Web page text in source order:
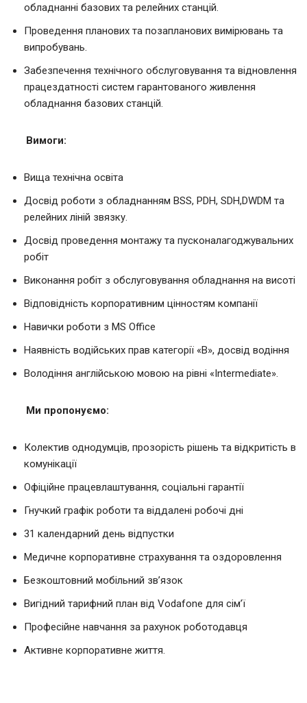
обладнанні базових та релейних станцій.
Проведення планових та позапланових вимірювань та
випробувань.
Забезпечення технічного обслуговування та відновлення
працездатності систем гарантованого живлення
обладнання базових станцій.
Вимоги:
Вища технічна освіта
Досвід роботи з обладнанням BSS, PDH, SDH,DWDM та
релейних ліній звязку.
Досвід проведення монтажу та пусконалагоджувальних
робіт
Виконання робіт з обслуговування обладнання на висоті
Відповідність корпоративним цінностям компанії
Навички роботи з MS Office
Наявність водійських прав категорії «В», досвід водіння
Володіння англійською мовою на рівні «Intermediate».
Ми пропонуємо:
Колектив однодумців, прозорість рішень та відкритість в
комунікації
Офіційне працевлаштування, соціальні гарантії
Гнучкий графік роботи та віддалені робочі дні
31 календарний день відпустки
Медичне корпоративне страхування та оздоровлення
Безкоштовний мобільний зв’язок
Вигідний тарифний план від Vodafone для сім’ї
Професійне навчання за рахунок роботодавця
Активне корпоративне життя.